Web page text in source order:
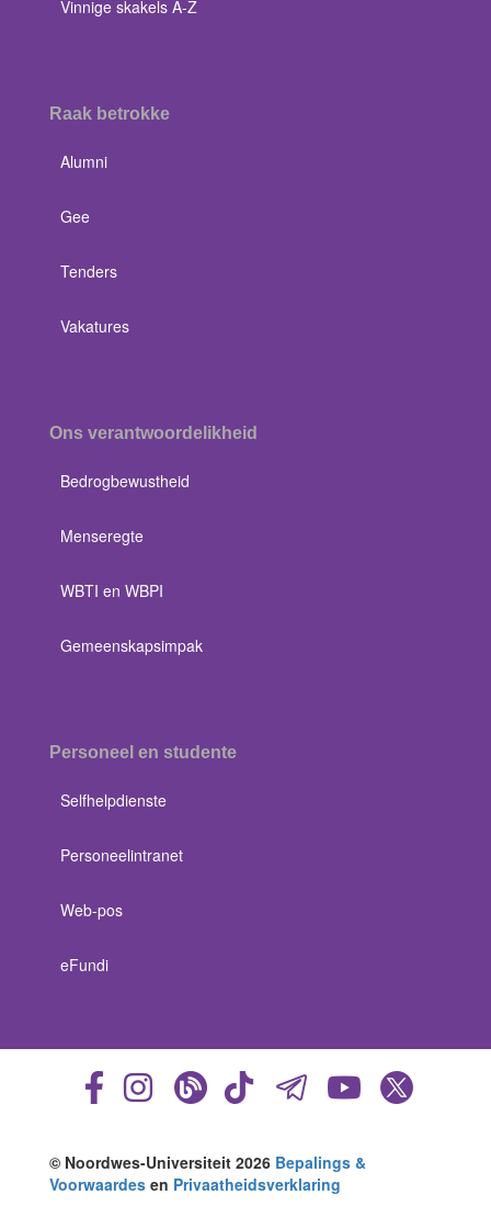
Vinnige skakels A-Z
Raak betrokke
Alumni
Gee
Tenders
Vakatures
Ons verantwoordelikheid
Bedrogbewustheid
Menseregte
WBTI en WBPI
Gemeenskapsimpak
Personeel en studente
Selfhelpdienste
Personeelintranet
Web-pos
eFundi
© Noordwes-Universiteit 2026 Bepalings &
Voorwaardes en Privaatheidsverklaring